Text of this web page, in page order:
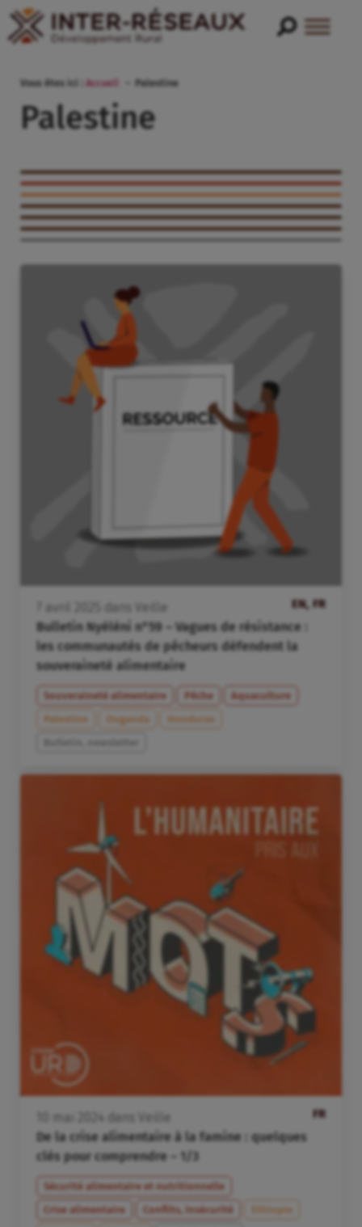
Vous êtes ici : Accueil Palestine
Palestine
EN, FR
avril dans
Veille
Bulletin Nyéléni n°59 – Vagues de résistance :
les communautés de pêcheurs défendent la
souveraineté alimentaire
Souveraineté alimentaire Pêche
Aquaculture
Palestine
Ouganda
Honduras
FR
mai dans
Veille
De la crise alimentaire à la famine : quelques
clés pour comprendre – 1/3
Sécurité alimentaire et nutritionnelle
Crise alimentaire
Conflits, insécurité
Ethiopie